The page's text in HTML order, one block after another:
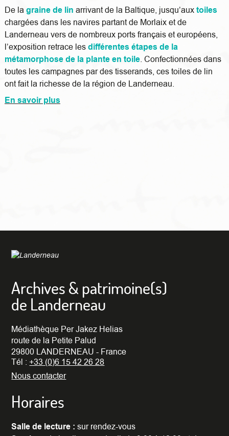
De la graine de lin arrivant de la Baltique, jusqu’auxtoiles
chargées dans les navires partant de Morlaix et de
Landerneau vers de nombreux ports français et européens,
l’exposition retrace lesdifférentes étapes de la
métamorphose de la plante en toile. Confectionnées dans
toutes les campagnes par des tisserands, ces toiles de lin
ont fait la richesse de la région de Landerneau.
En savoir plus
Archives & patrimoine(s)
de Landerneau
Médiathèque Per Jakez Helias
route de la Petite Palud
29800 LANDERNEAU - France
Tél :+33 (0)6 15 42 26 28
Nous contacter
Horaires
Salle de lecture : sur rendez-vous